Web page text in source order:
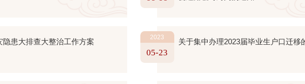
隐患大排查大整治工作方案
2023
05-23
关于集中办理2023届毕业生户口迁移